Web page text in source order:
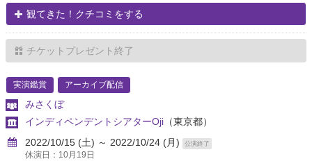
観てきた！クチコミをする
チケットプレゼント終了
実演鑑賞 アーカイブ配信
みさくぼ
インディペンデントシアターOji （東京都）
2022/10/15 (土) ～ 2022/10/24 (月)
公演終了
休演日：10月19日